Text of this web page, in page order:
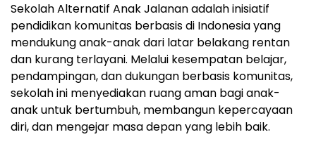
Sekolah Alternatif Anak Jalanan adalah inisiatif
pendidikan komunitas berbasis di Indonesia yang
mendukung anak-anak dari latar belakang rentan
dan kurang terlayani. Melalui kesempatan belajar,
pendampingan, dan dukungan berbasis komunitas,
sekolah ini menyediakan ruang aman bagi anak-
anak untuk bertumbuh, membangun kepercayaan
diri, dan mengejar masa depan yang lebih baik.